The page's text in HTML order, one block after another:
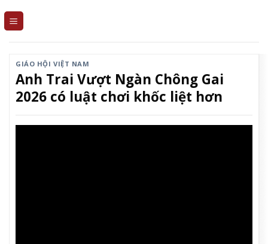
GIÁO HỘI VIỆT NAM
Anh Trai Vượt Ngàn Chông Gai
2026 có luật chơi khốc liệt hơn